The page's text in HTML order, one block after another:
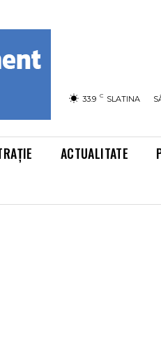
33.9 C SLATINA
ACTUALITATE